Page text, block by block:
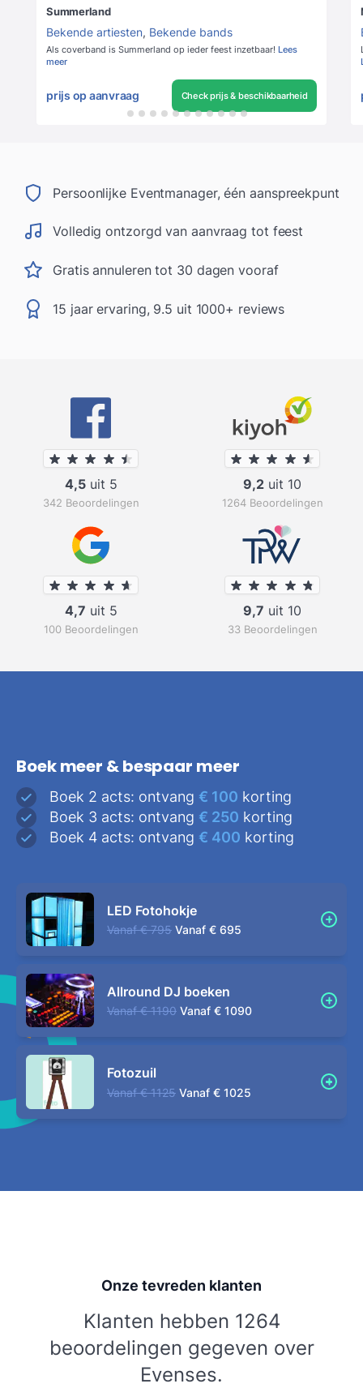
Summerland
Bekende artiesten, Bekende bands
Als coverband is Summerland op ieder feest inzetbaar! Lees
meer
prijs op aanvraag Check prijs & beschikbaarheid
Persoonlijke Eventmanager, één aanspreekpunt
Volledig ontzorgd van aanvraag tot feest
Gratis annuleren tot 30 dagen vooraf
15 jaar ervaring, 9.5 uit 1000+ reviews
4,5uit 5
342 Beoordelingen
9,2 uit 10
1264 Beoordelingen
4,7 uit 5
100 Beoordelingen
9,7 uit 10
33 Beoordelingen
Boek meer & bespaar meer
Boek 2 acts: ontvang € 100 korting
Boek 3 acts: ontvang € 250 korting
Boek 4 acts: ontvang € 400 korting
LED Fotohokje
Vanaf € 795 Vanaf € 695
Allround DJ boeken
Vanaf € 1190 Vanaf € 1090
Fotozuil
Vanaf € 1125 Vanaf € 1025
Onze tevreden klanten
Klanten hebben 1264
beoordelingen gegeven over
Evenses.